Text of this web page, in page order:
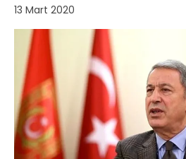
13 Mart 2020